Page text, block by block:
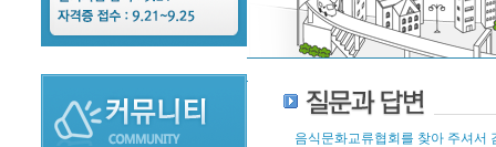
음식문화교류협회를 찾아 주셔서